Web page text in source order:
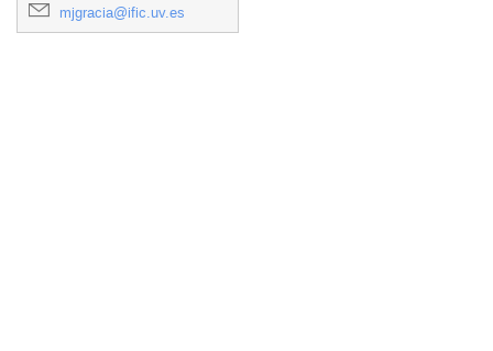
mjgracia@ific.uv.es